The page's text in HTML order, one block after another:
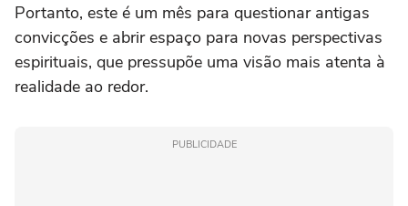
Portanto, este é um mês para questionar antigas
convicções e abrir espaço para novas perspectivas
espirituais, que pressupõe uma visão mais atenta à
realidade ao redor.
PUBLICIDADE